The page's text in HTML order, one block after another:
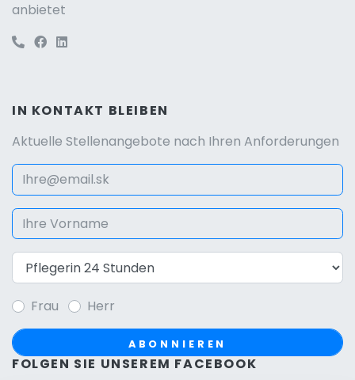
anbietet
IN KONTAKT BLEIBEN
Aktuelle Stellenangebote nach Ihren Anforderungen
Frau Herr
ABONNIEREN
FOLGEN SIE UNSEREM FACEBOOK